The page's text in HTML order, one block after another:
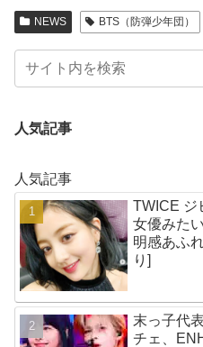
NEWS BTS（防弾少年団）
人気記事
人気記事
TWICE ジ
女優みた
明感あふ
り]
末っ子代
チェ、